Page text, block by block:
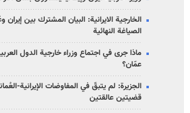
الخارجية الايرانية: البيان المشترك بين
الصياغة النهائية
ماذا جرى في اجتماع وزراء خارجية الدول
عمّان؟
الجزيرة: لم يتبقّ في المفاوضات الإيرانية-
قضيتين عالقتين